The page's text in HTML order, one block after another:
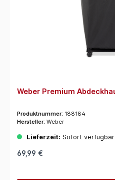
Weber Premium
Produktnummer: 188184
Hersteller: Weber
Lieferzeit: Sofort verfügbar
69,99 €